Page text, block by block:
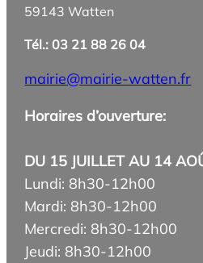
59143 Watten
Tél.: 03 21 88 26 04
mairie@mairie-watten.fr
Horaires d’ouverture:
DU 15 JUILLET AU 14
Lundi: 8h30-12h00
Mardi: 8h30-12h00
Mercredi: 8h30-12h00
Jeudi: 8h30-12h00